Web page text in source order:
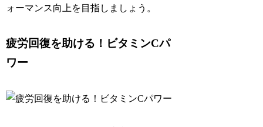
ォーマンス向上を目指しましょう。
疲労回復を助ける！ビタミンCパ
ワー